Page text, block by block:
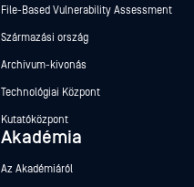
File-Based Vulnerability Assessment
Származási ország
Archívum-kivonás
Technológiai Központ
Kutatóközpont
Akadémia
Az Akadémiáról